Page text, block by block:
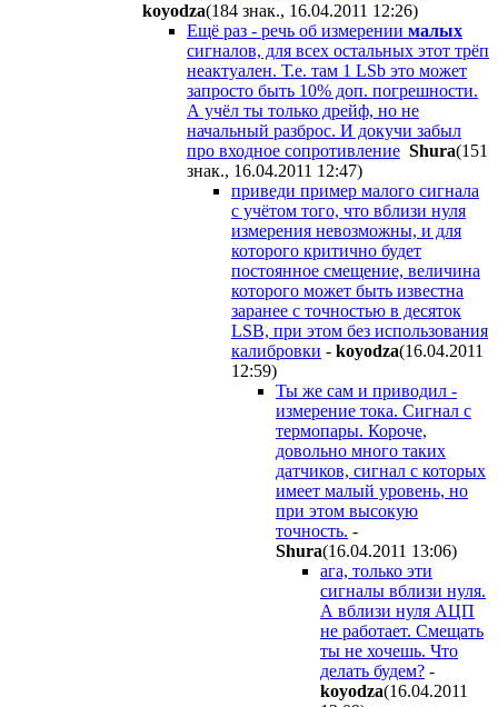
koyodza(184 знак., 16.04.2011 12:26)
Ещё раз - речь об измерении малых
сигналов, для всех остальных этот трёп
неактуален. Т.е. там 1 LSb это может
запросто быть 10% доп. погрешности.
А учёл ты только дрейф, но не
начальный разброс. И докучи забыл
про входное сопротивление Shura(151
знак., 16.04.2011 12:47)
приведи пример малого сигнала
с учётом того, что вблизи нуля
измерения невозможны, и для
которого критично будет
постоянное смещение, величина
которого может быть известна
заранее с точностью в десяток
LSB, при этом без использования
калибровки - koyodza(16.04.2011
12:59)
Ты же сам и приводил -
измерение тока. Сигнал с
термопары. Короче,
довольно много таких
датчиков, сигнал с которых
имеет малый уровень, но
при этом высокую
точность. -
Shura(16.04.2011 13:06)
ага, только эти
сигналы вблизи нуля.
А вблизи нуля АЦП
не работает. Смещать
ты не хочешь. Что
делать будем? -
koyodza(16.04.2011